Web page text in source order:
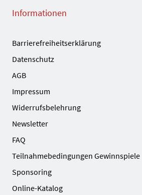
Informationen
Barrierefreiheitserklärung
Datenschutz
AGB
Impressum
Widerrufsbelehrung
Newsletter
FAQ
Teilnahmebedingungen Gewinnspiele
Sponsoring
Online-Katalog